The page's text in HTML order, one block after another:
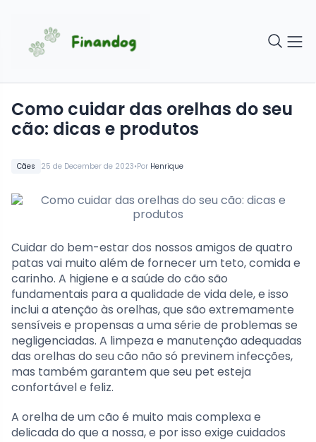
Cães 25 de December de 2023•Por Henrique
Como cuidar das orelhas do seu
cão: dicas e produtos
Cuidar do bem-estar dos nossos amigos de quatro
patas vai muito além de fornecer um teto, comida e
carinho. A higiene e a saúde do cão são
fundamentais para a qualidade de vida dele, e isso
inclui a atenção às orelhas, que são extremamente
sensíveis e propensas a uma série de problemas se
negligenciadas. A limpeza e manutenção adequadas
das orelhas do seu cão não só previnem infecções,
mas também garantem que seu pet esteja
confortável e feliz.
A orelha de um cão é muito mais complexa e
delicada do que a nossa, e por isso exige cuidados